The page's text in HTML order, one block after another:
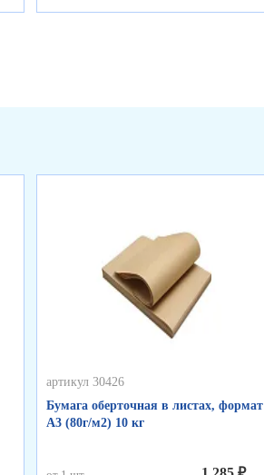
артикул 30426
Бумага оберточная в листах, формат
А3 (80г/м2) 10 кг